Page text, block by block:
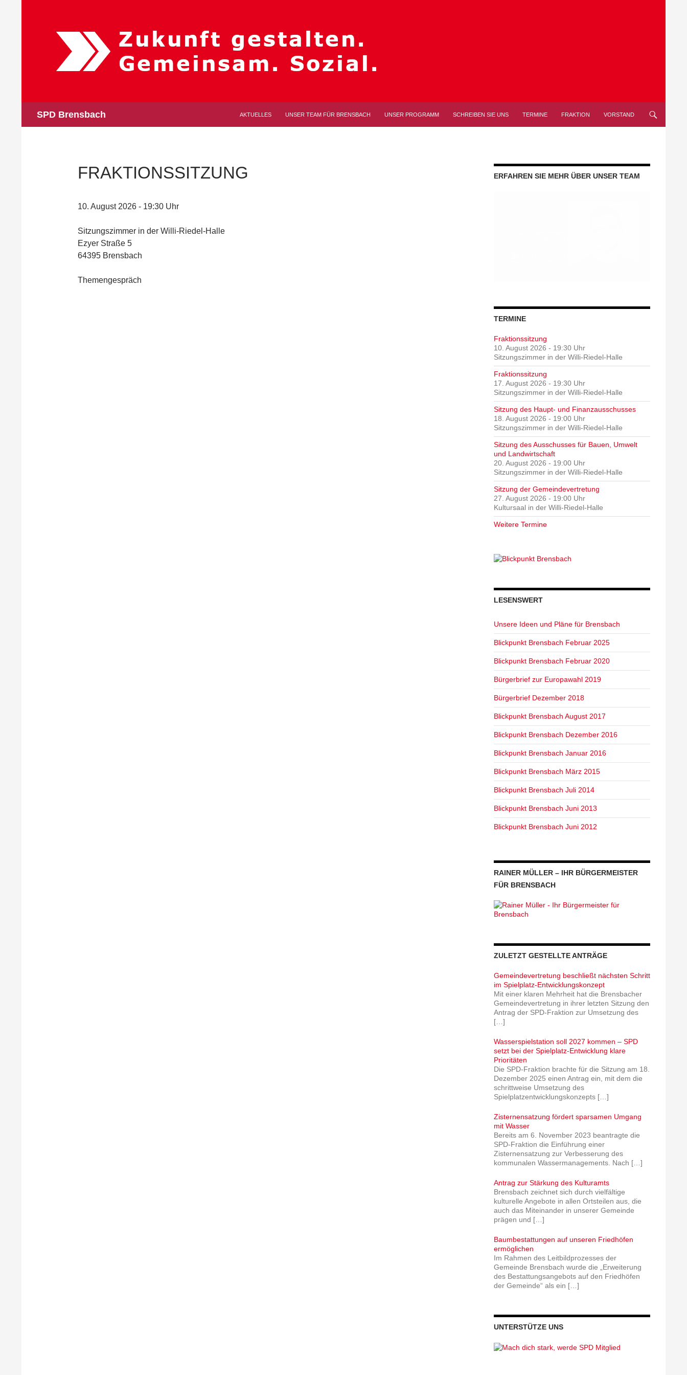
SPD Brensbach AKTUELLES UNSER TEAM FÜR BRENSBACH UNSER PROGRAMM SCHREIBEN SIE UNS TERMINE FRAKTION VORSTAND
FRAKTIONSSITZUNG
10. August 2026 - 19:30 Uhr
Sitzungszimmer in der Willi-Riedel-Halle
Ezyer Straße 5
64395 Brensbach
Themengespräch
ERFAHREN SIE MEHR ÜBER UNSER TEAM
TERMINE
Fraktionssitzung
10. August 2026 - 19:30 Uhr
Sitzungszimmer in der Willi-Riedel-Halle
Fraktionssitzung
17. August 2026 - 19:30 Uhr
Sitzungszimmer in der Willi-Riedel-Halle
Sitzung des Haupt- und Finanzausschusses
18. August 2026 - 19:00 Uhr
Sitzungszimmer in der Willi-Riedel-Halle
Sitzung des Ausschusses für Bauen, Umwelt
und Landwirtschaft
20. August 2026 - 19:00 Uhr
Sitzungszimmer in der Willi-Riedel-Halle
Sitzung der Gemeindevertretung
27. August 2026 - 19:00 Uhr
Kultursaal in der Willi-Riedel-Halle
Weitere Termine
LESENSWERT
Unsere Ideen und Pläne für Brensbach
Blickpunkt Brensbach Februar 2025
Blickpunkt Brensbach Februar 2020
Bürgerbrief zur Europawahl 2019
Bürgerbrief Dezember 2018
Blickpunkt Brensbach August 2017
Blickpunkt Brensbach Dezember 2016
Blickpunkt Brensbach Januar 2016
Blickpunkt Brensbach März 2015
Blickpunkt Brensbach Juli 2014
Blickpunkt Brensbach Juni 2013
Blickpunkt Brensbach Juni 2012
RAINER MÜLLER – IHR BÜRGERMEISTER
FÜR BRENSBACH
ZULETZT GESTELLTE ANTRÄGE
Gemeindevertretung beschließt nächsten Schritt
im Spielplatz-Entwicklungskonzept
Mit einer klaren Mehrheit hat die Brensbacher
Gemeindevertretung in ihrer letzten Sitzung den
Antrag der SPD-Fraktion zur Umsetzung des
[…]
Wasserspielstation soll 2027 kommen – SPD
setzt bei der Spielplatz-Entwicklung klare
Prioritäten
Die SPD-Fraktion brachte für die Sitzung am 18.
Dezember 2025 einen Antrag ein, mit dem die
schrittweise Umsetzung des
Spielplatzentwicklungskonzepts […]
Zisternensatzung fördert sparsamen Umgang
mit Wasser
Bereits am 6. November 2023 beantragte die
SPD-Fraktion die Einführung einer
Zisternensatzung zur Verbesserung des
kommunalen Wassermanagements. Nach […]
Antrag zur Stärkung des Kulturamts
Brensbach zeichnet sich durch vielfältige
kulturelle Angebote in allen Ortsteilen aus, die
auch das Miteinander in unserer Gemeinde
prägen und […]
Baumbestattungen auf unseren Friedhöfen
ermöglichen
Im Rahmen des Leitbildprozesses der
Gemeinde Brensbach wurde die „Erweiterung
des Bestattungsangebots auf den Friedhöfen
der Gemeinde“ als ein […]
UNTERSTÜTZE UNS